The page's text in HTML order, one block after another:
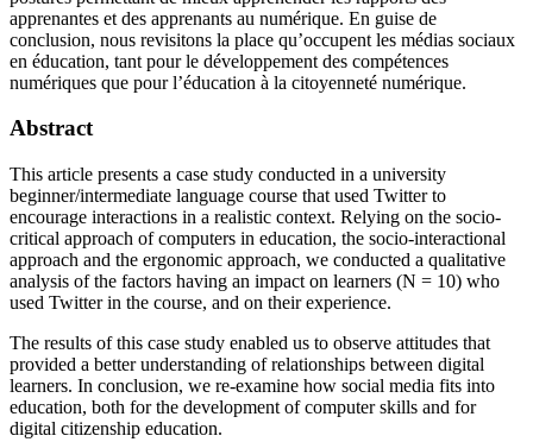
apprenantes et des apprenants au numérique. En guise de
conclusion, nous revisitons la place qu’occupent les médias sociaux
en éducation, tant pour le développement des compétences
numériques que pour l’éducation à la citoyenneté numérique.
Abstract
This article presents a case study conducted in a university
beginner/intermediate language course that used Twitter to
encourage interactions in a realistic context. Relying on the socio-
critical approach of computers in education, the socio-interactional
approach and the ergonomic approach, we conducted a qualitative
analysis of the factors having an impact on learners (N = 10) who
used Twitter in the course, and on their experience.
The results of this case study enabled us to observe attitudes that
provided a better understanding of relationships between digital
learners. In conclusion, we re-examine how social media fits into
education, both for the development of computer skills and for
digital citizenship education.